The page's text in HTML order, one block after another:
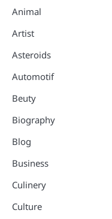
Animal
Artist
Asteroids
Automotif
Beuty
Biography
Blog
Business
Culinery
Culture